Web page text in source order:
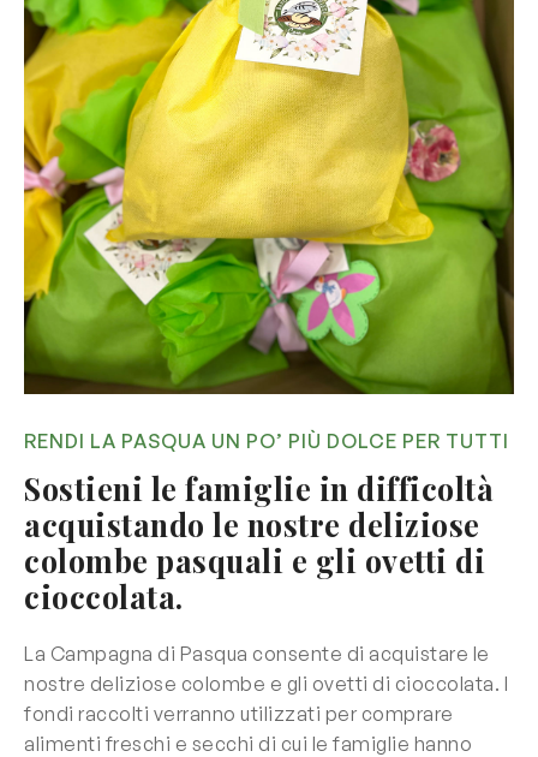
RENDI LA PASQUA UN PO’ PIÙ DOLCE PER TUTTI
Sostieni le famiglie in difficoltà
acquistando le nostre deliziose
colombe pasquali e gli ovetti di
cioccolata.
La Campagna di Pasqua consente di acquistare le
nostre deliziose colombe e gli ovetti di cioccolata. I
fondi raccolti verranno utilizzati per comprare
alimenti freschi e secchi di cui le famiglie hanno